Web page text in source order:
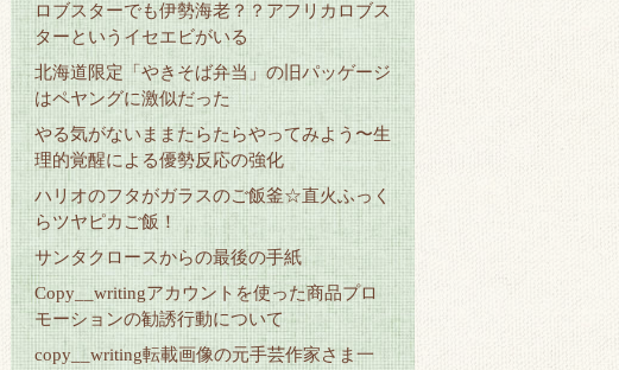
ロブスターでも伊勢海老？？アフリカロブス
ターというイセエビがいる
北海道限定「やきそば弁当」の旧パッゲージ
はペヤングに激似だった
やる気がないままたらたらやってみよう〜生
理的覚醒による優勢反応の強化
ハリオのフタがガラスのご飯釜☆直火ふっく
らツヤピカご飯！
サンタクロースからの最後の手紙
Copy__writingアカウントを使った商品プロ
モーションの勧誘行動について
copy__writing転載画像の元手芸作家さま一